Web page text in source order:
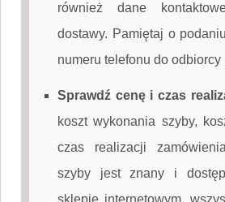
również dane
dostawy. Pamiętaj o
numeru telefonu do odbiorcy
Sprawdź cenę i czas
koszt wykonania szyby,
czas realizacji
szyby jest znany i
sklepie internetowym,